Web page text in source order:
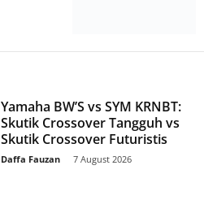
Yamaha BW’S vs SYM KRNBT:
Skutik Crossover Tangguh vs
Skutik Crossover Futuristis
Daffa Fauzan 7 August 2026